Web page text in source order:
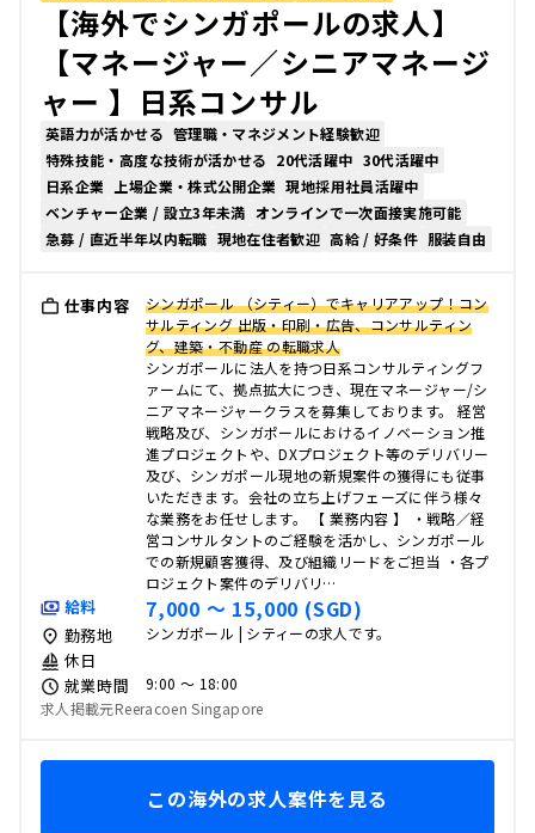
【海外でシンガポールの求人】
【マネージャー／シニアマネージ
ャー 】日系コンサル
英語力が活かせる 管理職・マネジメント経験歓迎
特殊技能・高度な技術が活かせる 20代活躍中 30代活躍中
日系企業
上場企業・株式公開企業 現地採用社員活躍中
ベンチャー企業 / 設立3年未満 オンラインで一次面接実施可能
急募 / 直近半年以内転職 現地在住者歓迎 高給 / 好条件 服装自由
仕事内容
シンガポール （シティー）でキャリアアップ！コン
サルティング 出版・印刷・広告、コンサルティン
グ、建築・不動産 の転職求人
シンガポールに法人を持つ日系コンサルティングフ
ァームにて、拠点拡大につき、現在マネージャー/シ
ニアマネージャークラスを募集しております。 経営
戦略及び、シンガポールにおけるイノベーション推
進プロジェクトや、DXプロジェクト等のデリバリー
及び、シンガポール現地の新規案件の獲得にも従事
いただきます。会社の立ち上げフェーズに伴う様々
な業務をお任せします。 【 業務内容 】 ・戦略／経
営コンサルタントのご経験を活かし、シンガポール
での新規顧客獲得、及び組織リードをご担当 ・各プ
ロジェクト案件のデリバリ…
給料 7,000 〜 15,000 (SGD)
勤務地 シンガポール | シティーの求人です。
休日
就業時間
9:00 〜 18:00
求人掲載元Reeracoen Singapore
この海外の求人案件を見る